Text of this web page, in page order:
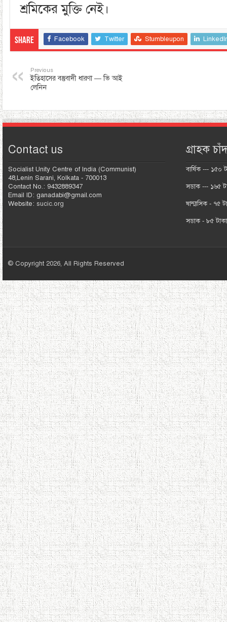
শ্রমিকের মুক্তি নেই।
Share Facebook Twitter Stumbleupon
Previous
ইতিহাসের বস্তুবাদী ধারণা — ভি আই
লেনিন
Contact us
Socialist Unity Centre of India (Communist)
48,Lenin Sarani, Kolkata - 700013
Contact No.: 9432889347
Email ID: ganadabi@gmail.com
Website: sucic.org
গ্রাহক
বার্ষিক --- ১৫০
সডাক --- ১৬৫
ষান্মাসিক - ৭৫
সডাক - ৮৫ টাকা
© Copyright 2026, All Rights Reserved